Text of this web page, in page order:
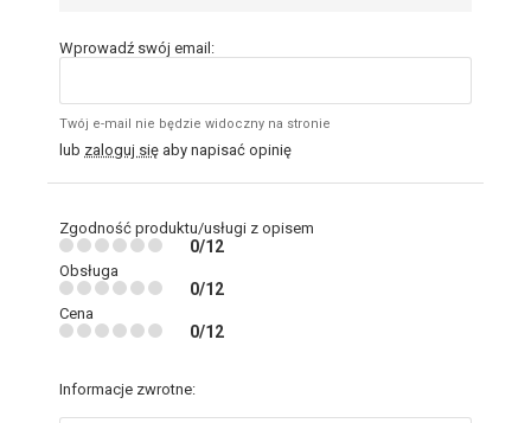
Wprowadź swój email:
Twój e-mail nie będzie widoczny na stronie
lub zaloguj się aby napisać opinię
Zgodność produktu/usługi z opisem
0/12
Obsługa
0/12
Cena
0/12
Informacje zwrotne: